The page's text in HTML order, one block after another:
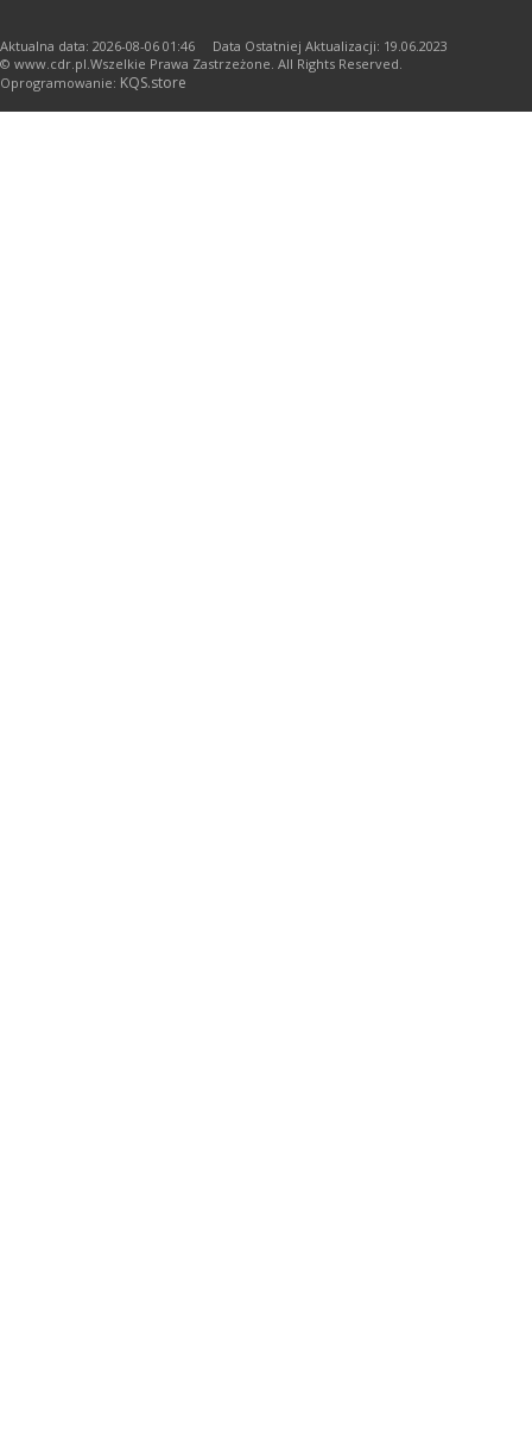
Aktualna data: 2026-08-06 01:46 Data Ostatniej Aktualizacji: 19.06.2023
© www.cdr.pl.Wszelkie Prawa Zastrzeżone. All Rights Reserved.
Oprogramowanie: KQS.store